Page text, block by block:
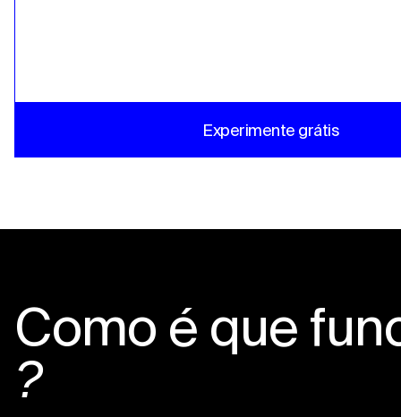
Experimente grátis
Como é que
?